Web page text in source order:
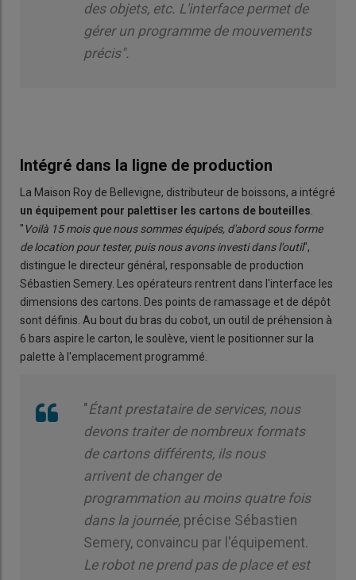
des objets, etc. L'interface permet de
gérer un programme de mouvements
précis".
Intégré dans la ligne de production
La Maison Roy de Bellevigne, distributeur de boissons, a intégré
un équipement pour palettiser les cartons de bouteilles
"Voilà 15 mois que nous sommes équipés, d'abord sous forme
de location pour tester, puis nous avons investi dans l'outil",
distingue le directeur général, responsable de production
Sébastien Semery. Les opérateurs rentrent dans l'interface les
dimensions des cartons. Des points de ramassage et de dépôt
sont définis. Au bout du bras du cobot, un outil de préhension à
6 bars aspire le carton, le soulève, vient le positionner sur la
palette à l'emplacement programmé.
"Étant prestataire de services, nous
devons traiter de nombreux formats
de cartons différents, ils nous
arrivent de changer de
programmation au moins quatre fois
dans la journée, précise Sébastien
Semery, convaincu par l'équipement.
Le robot ne prend pas de place et est